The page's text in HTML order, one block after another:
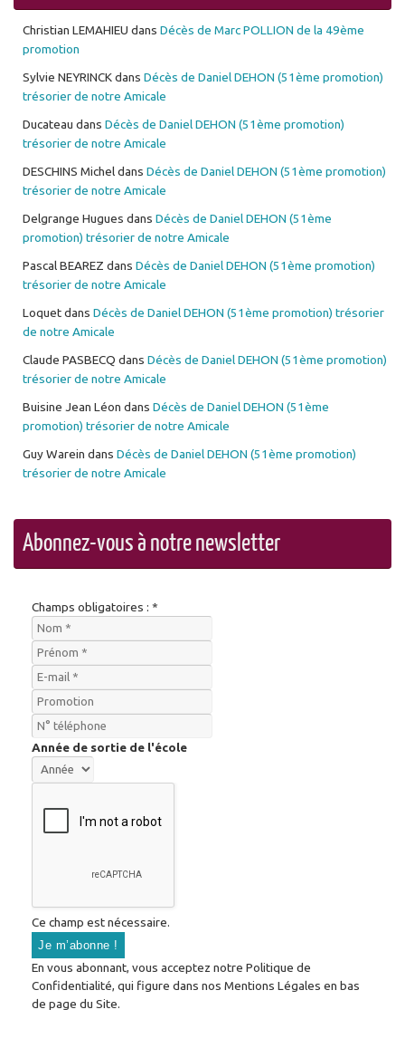
Christian LEMAHIEU dans Décès de Marc POLLION de la 49ème
promotion
Sylvie NEYRINCKdans Décès de Daniel DEHON (51ème promotion)
trésorier de notre Amicale
Ducateau dans Décès de Daniel DEHON (51ème promotion)
trésorier de notre Amicale
DESCHINS Micheldans Décès de Daniel DEHON (51ème promotion)
trésorier de notre Amicale
Delgrange Hugues dans Décès de Daniel DEHON (51ème
promotion) trésorier de notre Amicale
Pascal BEAREZ dans Décès de Daniel DEHON (51ème promotion)
trésorier de notre Amicale
Loquetdans Décès de Daniel DEHON (51ème promotion) trésorier
de notre Amicale
Claude PASBECQ dans Décès de Daniel DEHON (51ème promotion)
trésorier de notre Amicale
Buisine Jean Léon dans Décès de Daniel DEHON (51ème
promotion) trésorier de notre Amicale
Guy Warein dans Décès de Daniel DEHON (51ème promotion)
trésorier de notre Amicale
Abonnez-vous à notre newsletter
Champs obligatoires : *
Année de sortie de l'école
Ce champ est nécessaire.
En vous abonnant, vous acceptez notre Politique de
Confidentialité, qui figure dans nos Mentions Légales en bas
de page du Site.